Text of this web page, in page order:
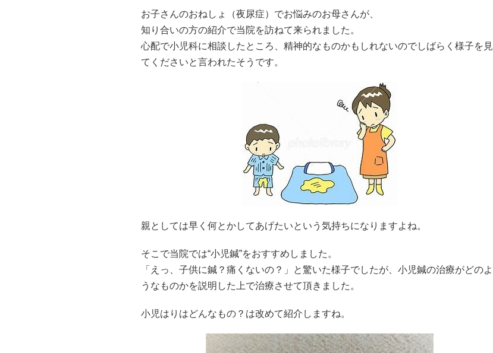
お子さんのおねしょ（夜尿症）でお悩みのお母さんが、
知り合いの方の紹介で当院を訪ねて来られました。
心配で小児科に相談したところ、精神的なものかもしれないのでしばらく様子を見
てくださいと言われたそうです。
親としては早く何とかしてあげたいという気持ちになりますよね。
そこで当院では“小児鍼”をおすすめしました。
「えっ、子供に鍼？痛くないの？」と驚いた様子でしたが、小児鍼の治療がどのよ
うなものかを説明した上で治療させて頂きました。
小児はりはどんなもの？は改めて紹介しますね。